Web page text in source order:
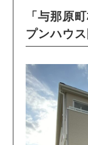
「与那原
プンハウ